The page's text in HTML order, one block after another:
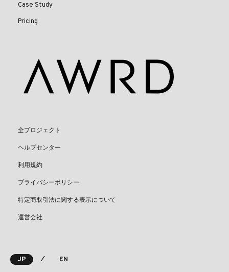
Case Study
Pricing
全プロジェクト
ヘルプセンター
利用規約
プライバシーポリシー
特定商取引法に関する表示について
運営会社
JP ⁄ EN